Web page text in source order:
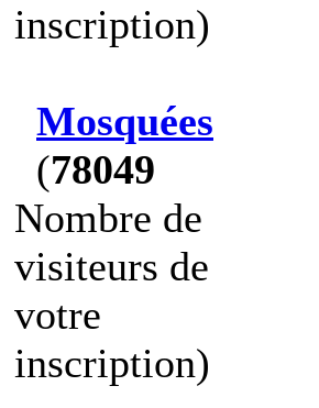
inscription)
Mosquées
(78049
Nombre de
visiteurs de
votre
inscription)